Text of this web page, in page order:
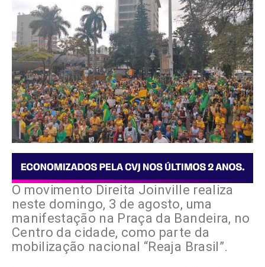
O movimento Direita Joinville realiza
neste domingo, 3 de agosto, uma
manifestação na Praça da Bandeira, no
Centro da cidade, como parte da
mobilização nacional “Reaja Brasil”.